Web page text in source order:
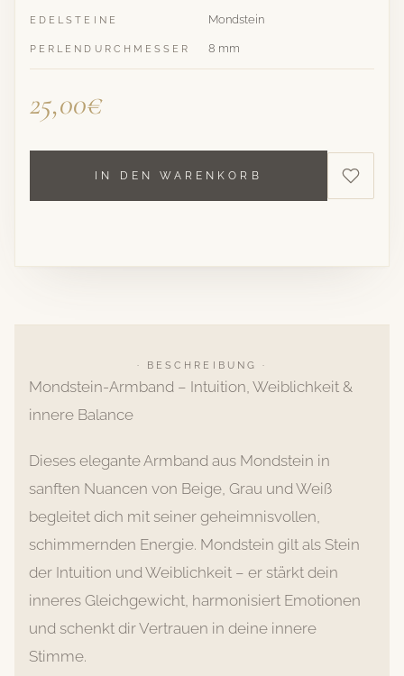
EDELSTEINE Mondstein
PERLENDURCHMESSER 8 mm
25,00€
IN DEN WARENKORB
· BESCHREIBUNG ·
Mondstein-Armband – Intuition, Weiblichkeit &
innere Balance
Dieses elegante Armband aus Mondstein in
sanften Nuancen von Beige, Grau und Weiß
begleitet dich mit seiner geheimnisvollen,
schimmernden Energie. Mondstein gilt als Stein
der Intuition und Weiblichkeit – er stärkt dein
inneres Gleichgewicht, harmonisiert Emotionen
und schenkt dir Vertrauen in deine innere
Stimme.